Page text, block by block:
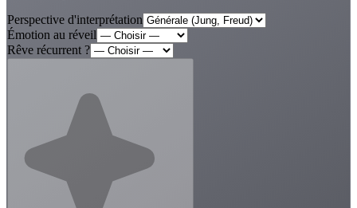
Perspective d'interprétation
Émotion au réveil
Rêve récurrent ?